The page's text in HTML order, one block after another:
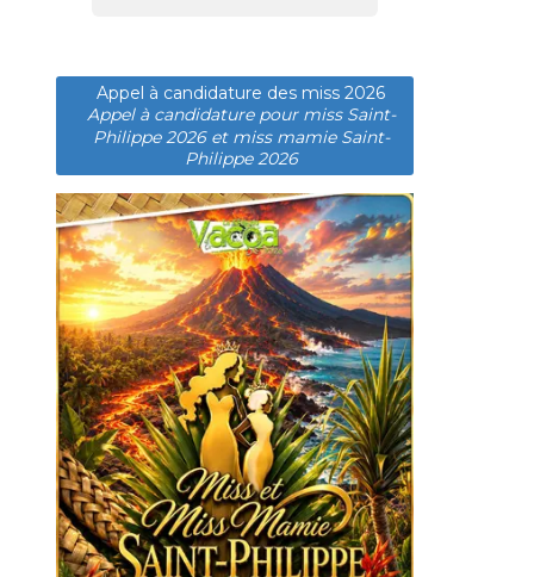
Appel à candidature des miss 2026
Appel à candidature pour miss Saint-
Philippe 2026 et miss mamie Saint-
Philippe 2026